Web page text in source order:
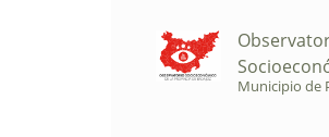
Municipio de